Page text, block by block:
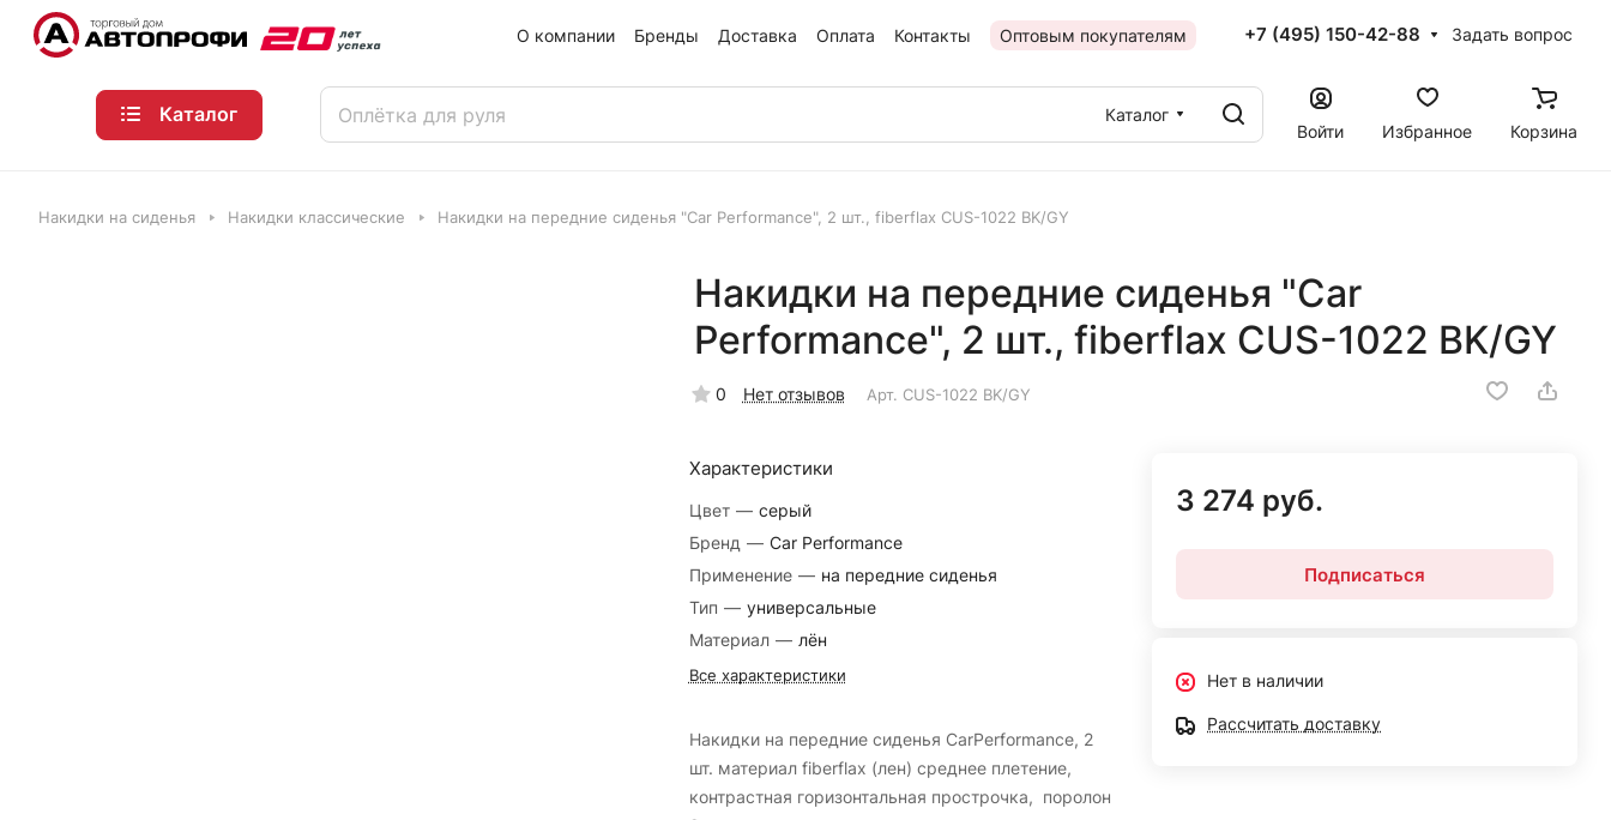
О компании Бренды Доставка Оплата Контакты Оптовым покупателям +7 (495) 150-42-88 Задать вопрос
Каталог
Каталог
Войти
Избранное Корзина
Накидки на сиденья Накидки классические Накидки на передние сиденья "Car Performance", 2 шт., fiberflax CUS-1022 BK/GY
Накидки на передние сиденья "Car
Performance", 2 шт., fiberflax CUS-1022 BK/GY
0 Нет отзывов Арт. CUS-1022 BK/GY
Характеристики
Цвет — серый
Бренд — Car Performance
Применение — на передние сиденья
Тип — универсальные
Материал — лён
Все характеристики
Накидки на передние сиденья CarPerformance, 2
шт. материал fiberflax (лен) среднее плетение,
контрастная горизонтальная прострочка, поролон
3 274 руб.
Подписаться
Нет в наличии
Рассчитать доставку